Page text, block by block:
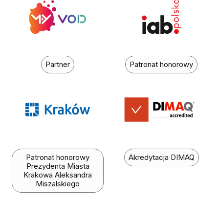
Partner Patronat honorowy
Patronat honorowy
Prezydenta Miasta
Krakowa Aleksandra
Miszalskiego
Akredytacja DIMAQ